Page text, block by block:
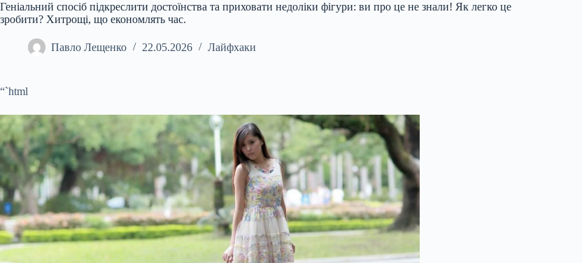
Геніальний спосіб підкреслити достоїнства та приховати недоліки фігури: ви про це не знали! Як легко це
зробити? Хитрощі, що економлять час.
Павло Лещенко 22.05.2026 Лайфхаки
“`html